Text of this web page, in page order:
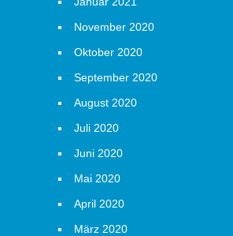
November 2020
Oktober 2020
September 2020
August 2020
Juli 2020
Juni 2020
Mai 2020
April 2020
März 2020